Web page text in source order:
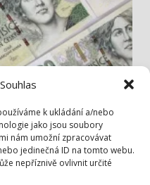
k ukládání a/nebo
jako jsou soubory
nám umožní zpracovávat
jedinečná ID na tomto webu.
nepříznivě ovlivnit určité